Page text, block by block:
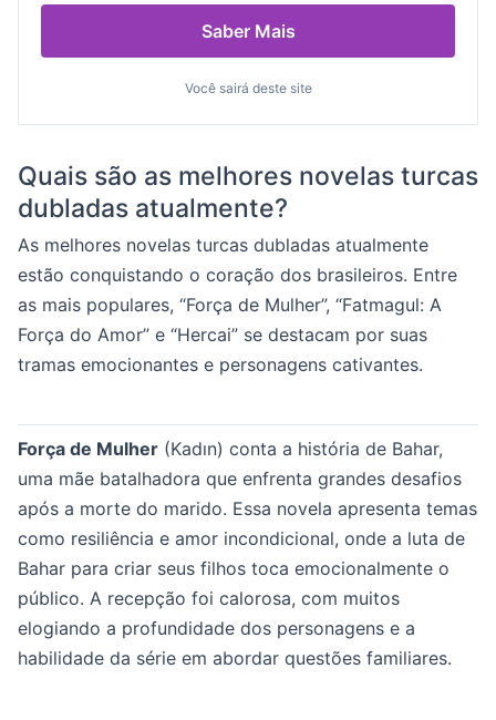
Saber Mais
Você sairá deste site
Quais são as melhores novelas turcas
dubladas atualmente?
As melhores novelas turcas dubladas atualmente
estão conquistando o coração dos brasileiros. Entre
as mais populares, “Força de Mulher”, “Fatmagul: A
Força do Amor” e “Hercai” se destacam por suas
tramas emocionantes e personagens cativantes.
Força de Mulher (Kadın) conta a história de Bahar,
uma mãe batalhadora que enfrenta grandes desafios
após a morte do marido. Essa novela apresenta temas
como resiliência e amor incondicional, onde a luta de
Bahar para criar seus filhos toca emocionalmente o
público. A recepção foi calorosa, com muitos
elogiando a profundidade dos personagens e a
habilidade da série em abordar questões familiares.